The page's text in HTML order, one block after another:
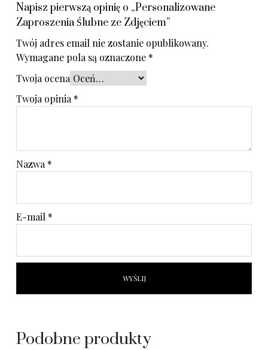
Napisz pierwszą opinię o „Personalizowane
Zaproszenia Ślubne ze Zdjęciem”
Twój adres email nie zostanie opublikowany.
Wymagane pola są oznaczone *
Twoja ocena
Twoja opinia *
Nazwa *
E-mail *
Podobne produkty